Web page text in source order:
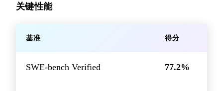
关键性能
基准 得分
SWE-bench Verified 77.2%